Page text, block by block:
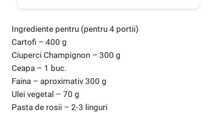
Ingrediente pentru (pentru 4 portii)
Cartofi – 400 g
Ciuperci Champignon – 300 g
Ceapa – 1 buc.
Faina – aproximativ 300 g
Ulei vegetal – 70 g
Pasta de rosii – 2-3 linguri